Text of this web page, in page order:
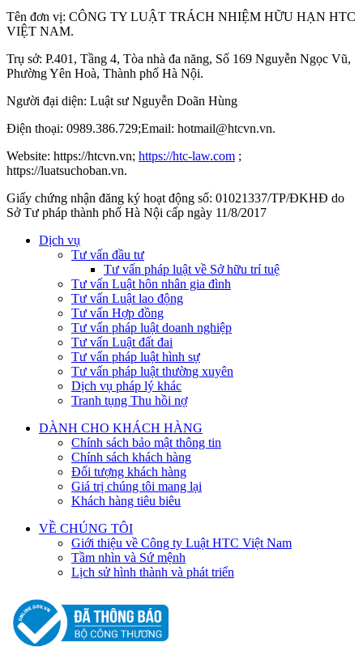
Tên đơn vị: CÔNG TY LUẬT TRÁCH NHIỆM HỮU HẠN HTC
VIỆT NAM.
Trụ sở: P.401, Tầng 4, Tòa nhà đa năng, Số 169 Nguyễn Ngọc Vũ,
Phường Yên Hoà, Thành phố Hà Nội.
Người đại diện: Luật sư Nguyễn Doãn Hùng
Điện thoại: 0989.386.729;Email: hotmail@htcvn.vn.
Website: https://htcvn.vn; https://htc-law.com ;
https://luatsuchoban.vn.
Giấy chứng nhận đăng ký hoạt động số: 01021337/TP/ĐKHĐ do
Sở Tư pháp thành phố Hà Nội cấp ngày 11/8/2017
Dịch vụ
Tư vấn đầu tư
Tư vấn pháp luật về Sở hữu trí tuệ
Tư vấn Luật hôn nhân gia đình
Tư vấn Luật lao động
Tư vấn Hợp đồng
Tư vấn pháp luật doanh nghiệp
Tư vấn Luật đất đai
Tư vấn pháp luật hình sự
Tư vấn pháp luật thường xuyên
Dịch vụ pháp lý khác
Tranh tụng Thu hồi nợ
DÀNH CHO KHÁCH HÀNG
Chính sách bảo mật thông tin
Chính sách khách hàng
Đối tượng khách hàng
Giá trị chúng tôi mang lại
Khách hàng tiêu biêu
VỀ CHÚNG TÔI
Giới thiệu về Công ty Luật HTC Việt Nam
Tầm nhìn và Sứ mệnh
Lịch sử hình thành và phát triển